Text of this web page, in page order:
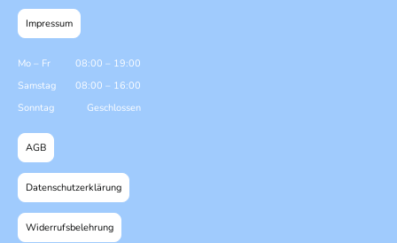
Impressum
Mo – Fr 08:00 – 19:00
Samstag
08:00 – 16:00
Sonntag
Geschlossen
AGB
Datenschutzerklärung
Widerrufsbelehrung